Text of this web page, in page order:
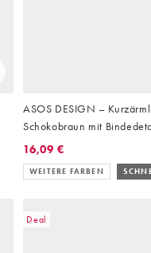
ASOS DESIGN –
Schokobraun mit
16,09 €
WEITERE FARBEN
Deal